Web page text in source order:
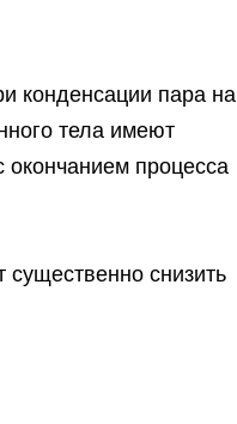
конденсации пара на
тела имеют
окончанием процесса
снизить